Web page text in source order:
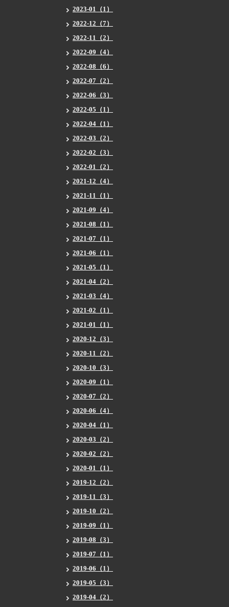
2023-01（1）
2022-12（7）
2022-11（2）
2022-09（4）
2022-08（6）
2022-07（2）
2022-06（3）
2022-05（1）
2022-04（1）
2022-03（2）
2022-02（3）
2022-01（2）
2021-12（4）
2021-11（1）
2021-09（4）
2021-08（1）
2021-07（1）
2021-06（1）
2021-05（1）
2021-04（2）
2021-03（4）
2021-02（1）
2021-01（1）
2020-12（3）
2020-11（2）
2020-10（3）
2020-09（1）
2020-07（2）
2020-06（4）
2020-04（1）
2020-03（2）
2020-02（2）
2020-01（1）
2019-12（2）
2019-11（3）
2019-10（2）
2019-09（1）
2019-08（3）
2019-07（1）
2019-06（1）
2019-05（3）
2019-04（2）